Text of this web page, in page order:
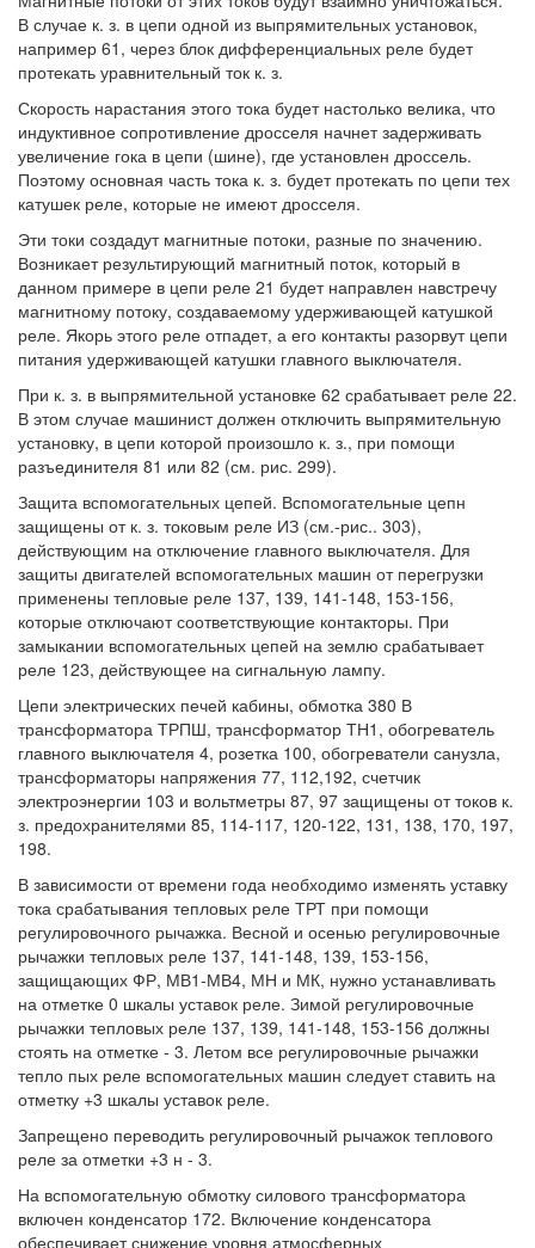
В случае к. з. в цепи одной из выпрямительных установок,
например 61, через блок дифференциальных реле будет
протекать уравнительный ток к. з.
Скорость нарастания этого тока будет настолько велика, что
индуктивное сопротивление дросселя начнет задерживать
увеличение гока в цепи (шине), где установлен дроссель.
Поэтому основная часть тока к. з. будет протекать по цепи тех
катушек реле, которые не имеют дросселя.
Эти токи создадут магнитные потоки, разные по значению.
Возникает результирующий магнитный поток, который в
данном примере в цепи реле 21 будет направлен навстречу
магнитному потоку, создаваемому удерживающей катушкой
реле. Якорь этого реле отпадет, а его контакты разорвут цепи
питания удерживающей катушки главного выключателя.
При к. з. в выпрямительной установке 62 срабатывает реле 22.
В этом случае машинист должен отключить выпрямительную
установку, в цепи которой произошло к. з., при помощи
разъединителя 81 или 82 (см. рис. 299).
Защита вспомогательных цепей. Вспомогательные цепн
защищены от к. з. токовым реле ИЗ (см.-рис.. 303),
действующим на отключение главного выключателя. Для
защиты двигателей вспомогательных машин от перегрузки
применены тепловые реле 137, 139, 141-148, 153-156,
которые отключают соответствующие контакторы. При
замыкании вспомогательных цепей на землю срабатывает
реле 123, действующее на сигнальную лампу.
Цепи электрических печей кабины, обмотка 380 В
трансформатора ТРПШ, трансформатор ТН1, обогреватель
главного выключателя 4, розетка 100, обогреватели санузла,
трансформаторы напряжения 77, 112,192, счетчик
электроэнергии 103 и вольтметры 87, 97 защищены от токов к.
з. предохранителями 85, 114-117, 120-122, 131, 138, 170, 197,
198.
В зависимости от времени года необходимо изменять уставку
тока срабатывания тепловых реле ТРТ при помощи
регулировочного рычажка. Весной и осенью регулировочные
рычажки тепловых реле 137, 141-148, 139, 153-156,
защищающих ФР, МВ1-МВ4, МН и МК, нужно устанавливать
на отметке 0 шкалы уставок реле. Зимой регулировочные
рычажки тепловых реле 137, 139, 141-148, 153-156 должны
стоять на отметке - 3. Летом все регулировочные рычажки
тепло пых реле вспомогательных машин следует ставить на
отметку +3 шкалы уставок реле.
Запрещено переводить регулировочный рычажок теплового
реле за отметки +3 н - 3.
На вспомогательную обмотку силового трансформатора
включен конденсатор 172. Включение конденсатора
обеспечивает снижение уровня атмосферных